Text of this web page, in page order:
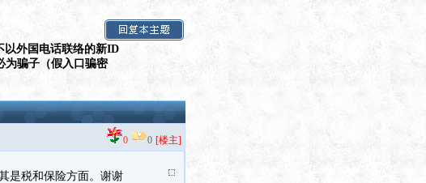
以外国电话联络的新ID
为骗子（假入口骗密
0 0 [楼主]
是税和保险方面。谢谢